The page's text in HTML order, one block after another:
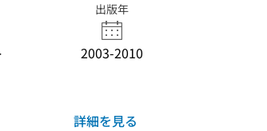
出版年
2003-2010
詳細を見る